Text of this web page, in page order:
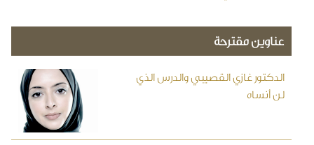
عناوين مقترحة
الدكتور غازي القصيبي والدرس الذي
لن أنساه